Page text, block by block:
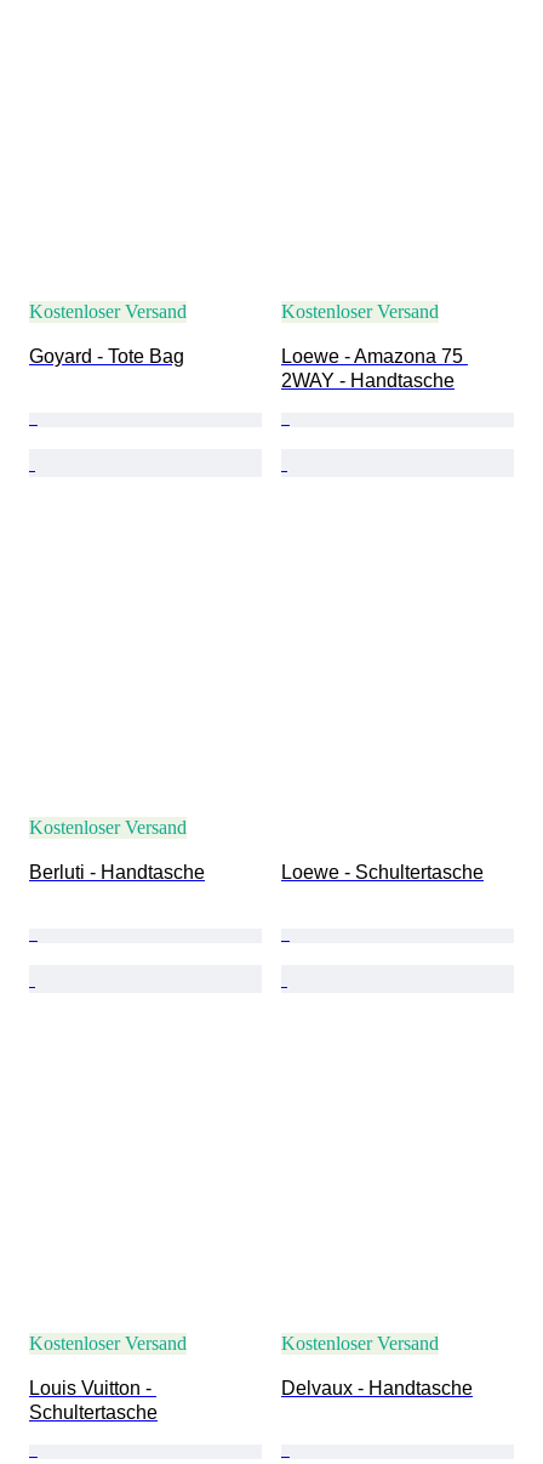
Kostenloser Versand
Goyard - Tote Bag
Kostenloser Versand
Loewe - Amazona 75
2WAY - Handtasche
Kostenloser Versand
Berluti - Handtasche Loewe - Schultertasche
Kostenloser Versand
Louis Vuitton -
Schultertasche
Kostenloser Versand
Delvaux - Handtasche